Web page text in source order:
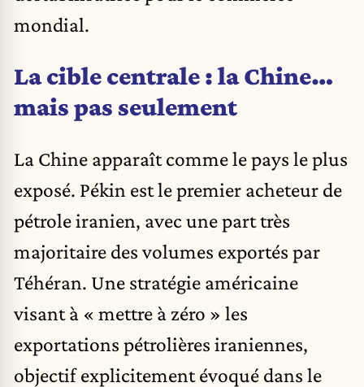
mondial.
La cible centrale : la Chine…
mais pas seulement
La Chine apparaît comme le pays le plus
exposé. Pékin est le premier acheteur de
pétrole iranien, avec une part très
majoritaire des volumes exportés par
Téhéran. Une stratégie américaine
visant à « mettre à zéro » les
exportations pétrolières iraniennes,
objectif explicitement évoqué dans le